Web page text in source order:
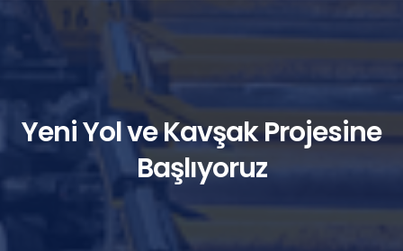
Yeni Yol ve Kavşak Projesine
Başlıyoruz